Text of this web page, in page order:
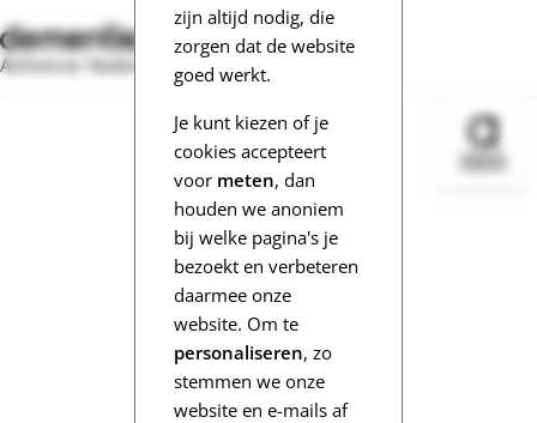
zijn altijd nodig, die
zorgen dat de website
goed werkt.
Je kunt kiezen of je
cookies accepteert
voor meten, dan
houden we anoniem
bij welke pagina's je
bezoekt en verbeteren
daarmee onze
website. Om te
personaliseren, zo
stemmen we onze
website en e-mails af
Alzheimer Nederland